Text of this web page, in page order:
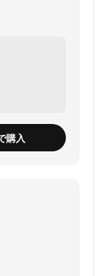
購入